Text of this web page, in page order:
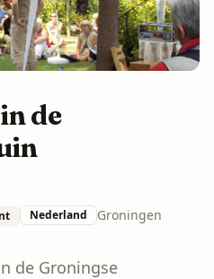
de
Nederland Groningen
de Groningse